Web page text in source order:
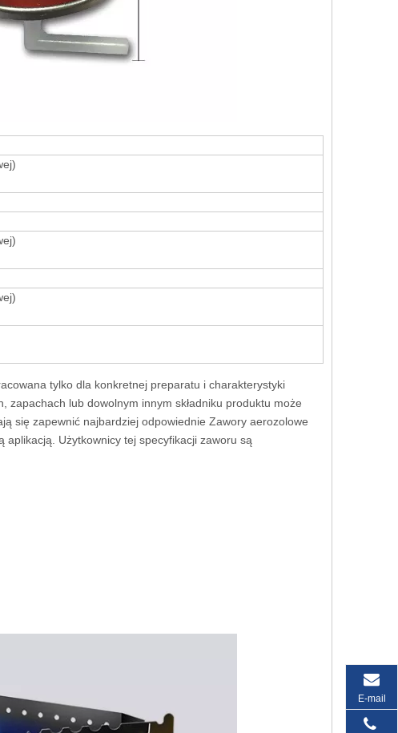
tylko dla konkretnej preparatu i charakterystyki
lub dowolnym innym składniku produktu może
się zapewnić najbardziej odpowiednie Zawory aerozolowe
Użytkownicy tej specyfikacji zaworu są
E-mail